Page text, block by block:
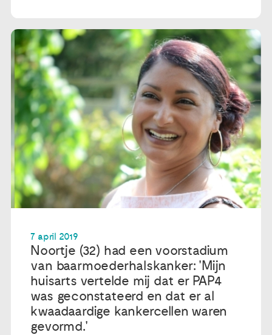
7 april 2019
Noortje (32) had een voorstadium
van baarmoederhalskanker: 'Mijn
huisarts vertelde mij dat er PAP4
was geconstateerd en dat er al
kwaadaardige kankercellen waren
gevormd.'